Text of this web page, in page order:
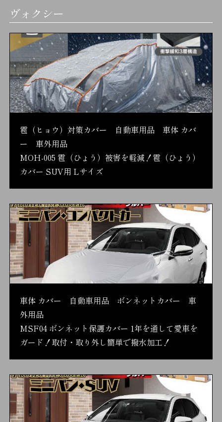
ヴォクシー
雹（ヒョウ）対策カバー 自動車用品 車体 カバ
ー 車外用品
MOH-005 雹（ひょう）被害を軽減！雹（ひょう）
カバー SUV用 Lサイズ
車体 カバー 自動車用品 ボンネットカバー 車
外用品
MSF04 ボンネット保護カバー 1年を通して愛車を
ガード！取付・取り外し簡単で撥水加工！